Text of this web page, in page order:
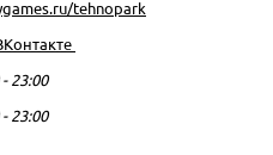
tehnopark
23:00
23:00